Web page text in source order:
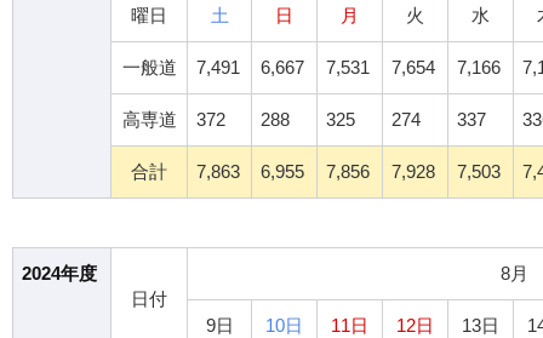
曜日 土 日 月 火 水
一般道 7,491 6,667 7,531 7,654 7,166
高専道 372 288 325 274 337
合計 7,863 6,955 7,856 7,928 7,503
2024年度
日付
8月
9日 10日 11日 12日 13日